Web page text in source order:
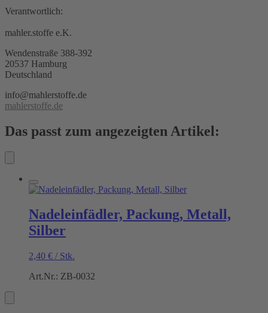
Verantwortlich:
mahler.stoffe e.K.
Wendenstraße 388-392
20537 Hamburg
Deutschland
info@mahlerstoffe.de
mahlerstoffe.de
Das passt zum angezeigten Artikel:
Nadeleinfädler, Packung, Metall,
Silber
2,40 € / Stk.
Art.Nr.: ZB-0032